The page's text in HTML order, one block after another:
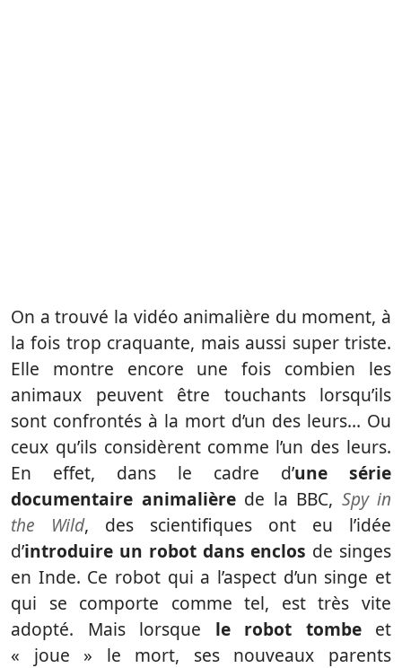
On a trouvé la vidéo animalière du moment, à
la fois trop craquante, mais aussi super triste.
Elle montre encore une fois combien les
animaux peuvent être touchants lorsqu’ils
sont confrontés à la mort d’un des leurs… Ou
ceux qu’ils considèrent comme l’un des leurs.
En effet, dans le cadre d’une série
documentaire animalièrede la BBC, Spy in
the Wild, des scientifiques ont eu l’idée
d’introduire un robot dans enclos de singes
en Inde. Ce robot qui a l’aspect d’un singe et
qui se comporte comme tel, est très vite
adopté. Mais lorsque le robot tombeet
« joue » le mort, ses nouveaux parents